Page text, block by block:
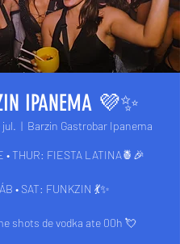
IPANEMA 💜✨
  |
Barzin Gastrobar Ipanema
• THUR: FIESTA LATINA🍍🎉
• SAT: FUNKZIN 💃✨
shots de vodka ate 00h 💘